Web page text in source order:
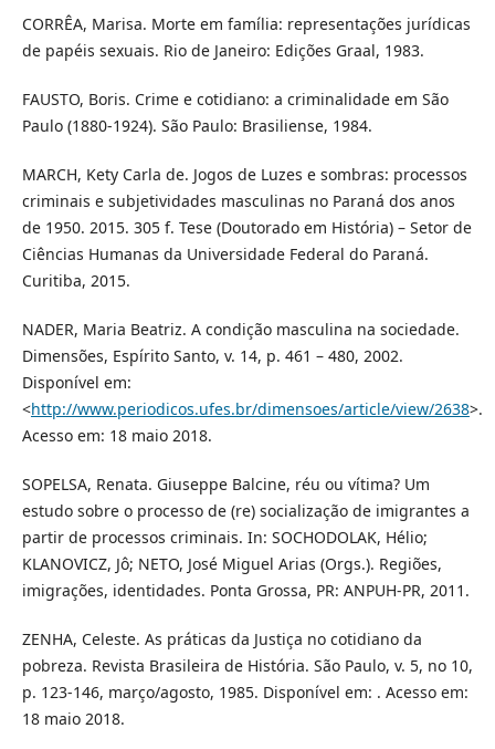
CORRÊA, Marisa. Morte em família: representações jurídicas
de papéis sexuais. Rio de Janeiro: Edições Graal, 1983.
FAUSTO, Boris. Crime e cotidiano: a criminalidade em São
Paulo (1880-1924). São Paulo: Brasiliense, 1984.
MARCH, Kety Carla de. Jogos de Luzes e sombras: processos
criminais e subjetividades masculinas no Paraná dos anos
de 1950. 2015. 305 f. Tese (Doutorado em História) – Setor de
Ciências Humanas da Universidade Federal do Paraná.
Curitiba, 2015.
NADER, Maria Beatriz. A condição masculina na sociedade.
Dimensões, Espírito Santo, v. 14, p. 461 – 480, 2002.
Disponível em:
<http://www.periodicos.ufes.br/dimensoes/article/view/2638>.
Acesso em: 18 maio 2018.
SOPELSA, Renata. Giuseppe Balcine, réu ou vítima? Um
estudo sobre o processo de (re) socialização de imigrantes a
partir de processos criminais. In: SOCHODOLAK, Hélio;
KLANOVICZ, Jô; NETO, José Miguel Arias (Orgs.). Regiões,
imigrações, identidades. Ponta Grossa, PR: ANPUH-PR, 2011.
ZENHA, Celeste. As práticas da Justiça no cotidiano da
pobreza. Revista Brasileira de História. São Paulo, v. 5, no 10,
p. 123-146, março/agosto, 1985. Disponível em: . Acesso em:
18 maio 2018.